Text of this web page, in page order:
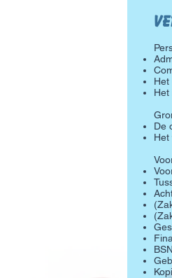
Het
Het
De
Het